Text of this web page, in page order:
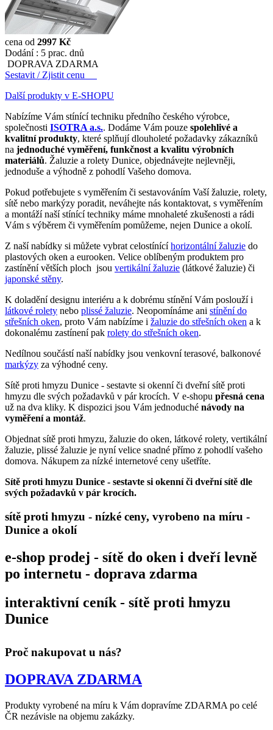
cena od 2997 Kč
Dodání : 5 prac. dnů
DOPRAVA ZDARMA
Sestavit / Zjistit cenu
Další produkty v E-SHOPU
Nabízíme Vám stínící techniku předního českého výrobce,
společnosti ISOTRA a.s.. Dodáme Vám pouze spolehlivé a
kvalitní produkty, které splňují dlouholeté požadavky zákazníků
na jednoduché vyměření, funkčnost a kvalitu výrobních
materiálů. Žaluzie a rolety Dunice, objednávejte nejlevněji,
jednoduše a výhodně z pohodlí Vašeho domova.
Pokud potřebujete s vyměřením či sestavováním Vaší žaluzie, rolety,
sítě nebo markýzy poradit, neváhejte nás kontaktovat, s vyměřením
a montáží naší stínící techniky máme mnohaleté zkušenosti a rádi
Vám s výběrem či vyměřením pomůžeme, nejen Dunice a okolí.
Z naší nabídky si můžete vybrat celostínícíhorizontální žaluzie do
plastových oken a eurooken. Velice oblíbeným produktem pro
zastínění větších ploch jsou vertikální žaluzie (látkové žaluzie) či
japonské stěny.
K doladění designu interiéru a k dobrému stínění Vám poslouží i
látkové rolety nebo plissé žaluzie. Neopomínáme ani stínění do
střešních oken, proto Vám nabízíme i žaluzie do střešních oken a k
dokonalému zastínení pak rolety do střešních oken.
Nedílnou součástí naší nabídky jsou venkovní terasové, balkonové
markýzy za výhodné ceny.
Sítě proti hmyzu Dunice - sestavte si okenní či dveřní sítě proti
hmyzu dle svých požadavků v pár krocích. V e-shopu přesná cena
už na dva kliky. K dispozici jsou Vám jednoduché návody na
vyměření a montáž.
Objednat sítě proti hmyzu, žaluzie do oken, látkové rolety, vertikální
žaluzie, plissé žaluzie je nyní velice snadné přímo z pohodlí vašeho
domova. Nákupem za nízké internetové ceny ušetříte.
Sítě proti hmyzu Dunice - sestavte si okenní či dveřní sítě dle
svých požadavků v pár krocích.
sítě proti hmyzu - nízké ceny, vyrobeno na míru -
Dunice a okolí
e-shop prodej - sítě do oken i dveří levně
po internetu - doprava zdarma
interaktivní ceník - sítě proti hmyzu
Dunice
Proč nakupovat u nás?
DOPRAVA ZDARMA
Produkty vyrobené na míru k Vám dopravíme ZDARMA po celé
ČR nezávisle na objemu zakázky.